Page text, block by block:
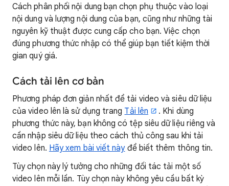
Cách phân phối nội dung bạn chọn phụ thuộc vào loại
nội dung và lượng nội dung của bạn, cũng như những tài
nguyên kỹ thuật được cung cấp cho bạn. Việc chọn
đúng phương thức nhập có thể giúp bạn tiết kiệm thời
gian quý giá.
Cách tải lên cơ bản
Phương pháp đơn giản nhất để tải video và siêu dữ liệu
của video lên là sử dụng trang Tải lên
. Khi dùng
phương thức này, bạn không có tệp siêu dữ liệu riêng và
cần nhập siêu dữ liệu theo cách thủ công sau khi tải
video lên. Hãy xem bài viết nàyđể biết thêm thông tin.
Tùy chọn này lý tưởng cho những đối tác tải một số
video lên mỗi lần. Tùy chọn này không yêu cầu bất kỳ